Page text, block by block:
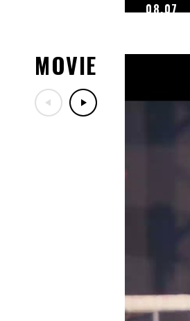
08.07
08.06
08.03
07.17
MOVIE